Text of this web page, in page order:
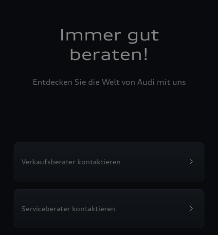
Immer gut
beraten!
Entdecken Sie die Welt von Audi mit uns
Verkaufsberater kontaktieren
Serviceberater kontaktieren